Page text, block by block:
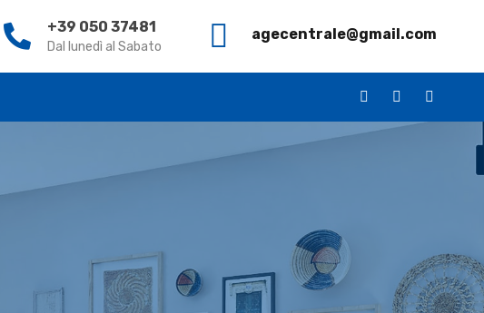
Cerca Case Vacanza Vendita L’ Agenzia Contatti
+39 050 37481
Dal lunedì al Sabato
agecentrale@gmail.com